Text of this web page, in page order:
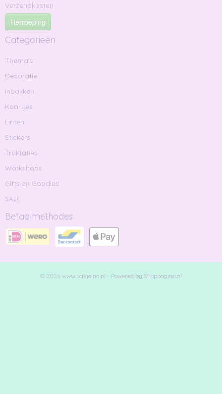
Verzendkosten
Herroeping
Categorieën
Thema's
Decoratie
Inpakken
Kaartjes
Linten
Stickers
Traktaties
Workshops
Gifts en Goodies
SALE
Betaalmethodes
© 2026 www.pakjeinn.nl - Powered by Shoppagina.nl